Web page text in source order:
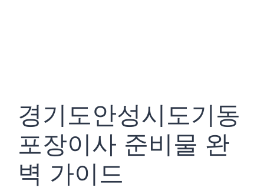
경기도안성시도기동
포장이사 준비물 완
벽 가이드